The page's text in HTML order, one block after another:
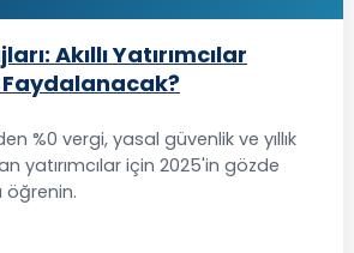
Akıllı Yatırımcılar
Faydalanacak?
%0 vergi, yasal güvenlik ve yıllık
yatırımcılar için 2025'in gözde
öğrenin.